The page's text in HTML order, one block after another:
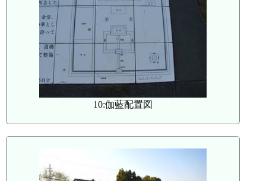
10:伽藍配置図